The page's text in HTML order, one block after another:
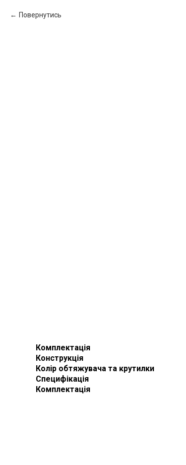
Повернутись
Комплектація
Конструкція
Колір обтяжувача та крутилки
Специфікація
Комплектація